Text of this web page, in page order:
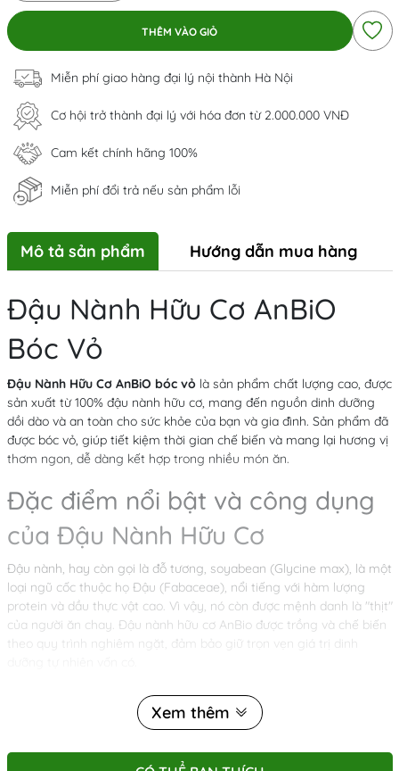
THÊM VÀO GIỎ
Miễn phí giao hàng đại lý nội thành Hà Nội
Cơ hội trở thành đại lý với hóa đơn từ 2.000.000 VNĐ
Cam kết chính hãng 100%
Miễn phí đổi trả nếu sản phẩm lỗi
Mô tả sản phẩm Hướng dẫn mua hàng
Đậu Nành Hữu Cơ AnBiO
Bóc Vỏ
Đậu Nành Hữu Cơ AnBiO bóc vỏlà sản phẩm chất lượng cao, được
sản xuất từ 100% đậu nành hữu cơ, mang đến nguồn dinh dưỡng
dồi dào và an toàn cho sức khỏe của bạn và gia đình. Sản phẩm đã
được bóc vỏ, giúp tiết kiệm thời gian chế biến và mang lại hương vị
thơm ngon, dễ dàng kết hợp trong nhiều món ăn.
Đặc điểm nổi bật và công dụng
của Đậu Nành Hữu Cơ
Đậu nành, hay còn gọi là đỗ tương, soyabean (Glycine max), là một
loại ngũ cốc thuộc họ Đậu (Fabaceae), nổi tiếng với hàm lượng
protein và dầu thực vật cao. Vì vậy, nó còn được mệnh danh là "thịt"
của người ăn chay. Đậu nành hữu cơ AnBio được trồng và chế biến
theo quy trình nghiêm ngặt, đảm bảo giữ trọn vẹn giá trị dinh
Giá trị dinh dưỡng vượt trội
Trong 100g đậu nành chứa:
Xem thêm